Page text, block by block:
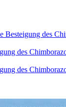
Besteigung des
des
des